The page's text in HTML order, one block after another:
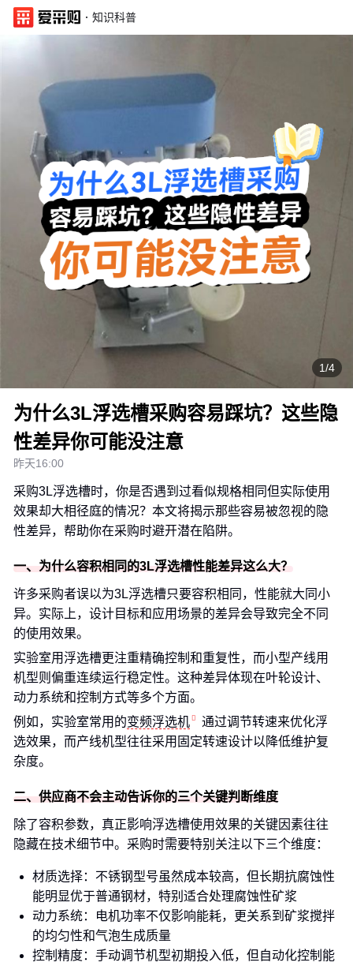
· 知识科普
1/4
为什么3L浮选槽采购容易踩坑？这些隐
性差异你可能没注意
昨天16:00
采购3L浮选槽时，你是否遇到过看似规格相同但实际使用
效果却大相径庭的情况？本文将揭示那些容易被忽视的隐
性差异，帮助你在采购时避开潜在陷阱。
一、为什么容积相同的3L浮选槽性能差异这么大？
许多采购者误以为3L浮选槽只要容积相同，性能就大同小
异。实际上，设计目标和应用场景的差异会导致完全不同
的使用效果。
实验室用浮选槽更注重精确控制和重复性，而小型产线用
机型则偏重连续运行稳定性。这种差异体现在叶轮设计、
动力系统和控制方式等多个方面。
例如，实验室常用的变频浮选机
通过调节转速来优化浮
选效果，而产线机型往往采用固定转速设计以降低维护复
杂度。
二、供应商不会主动告诉你的三个关键判断维度
除了容积参数，真正影响浮选槽使用效果的关键因素往往
隐藏在技术细节中。采购时需要特别关注以下三个维度：
材质选择：不锈钢型号虽然成本较高，但长期抗腐蚀性
能明显优于普通钢材，特别适合处理腐蚀性矿浆
动力系统：电机功率不仅影响能耗，更关系到矿浆搅拌
的均匀性和气泡生成质量
控制精度：手动调节机型初期投入低，但自动化控制能